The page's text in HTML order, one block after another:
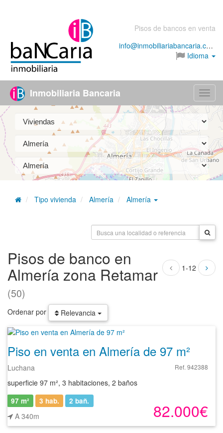
Pisos de bancos en venta
info@inmobiliariabancaria.com
Idioma
Menú
Inmobiliaria Bancaria
Tipo vivienda Almería Almería
1-12
Pisos de banco en
Almería zona Retamar
(50)
Ordenar por Relevancia
Piso en venta en Almería de 97 m²
Luchana Ref. 942388
superficie 97 m², 3 habitaciones, 2 baños
82.000€
97 m² 3 hab. 2 bañ.
A 340m